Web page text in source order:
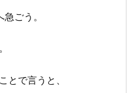
ごう。
とで言うと、